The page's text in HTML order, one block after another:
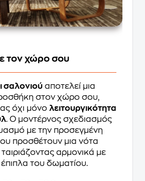
τον χώρο σου
σαλονιού αποτελεί μια
στον χώρο σου,
όχι μόνο λειτουργικότητα
. Ο μοντέρνος σχεδιασμός
με την προσεγμένη
προσθέτουν μια νότα
ταιριάζοντας αρμονικά με
του δωματίου.